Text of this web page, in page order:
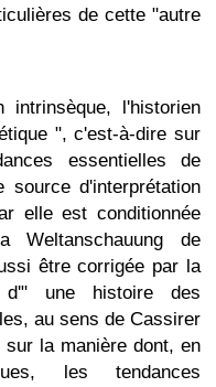
de cette "autre
intrinsèque, l'historien
", c'est-à-dire sur
essentielles de
d'interprétation
elle est conditionnée
de
être corrigée par la
une histoire des
au sens de Cassirer
la manière dont, en
les tendances